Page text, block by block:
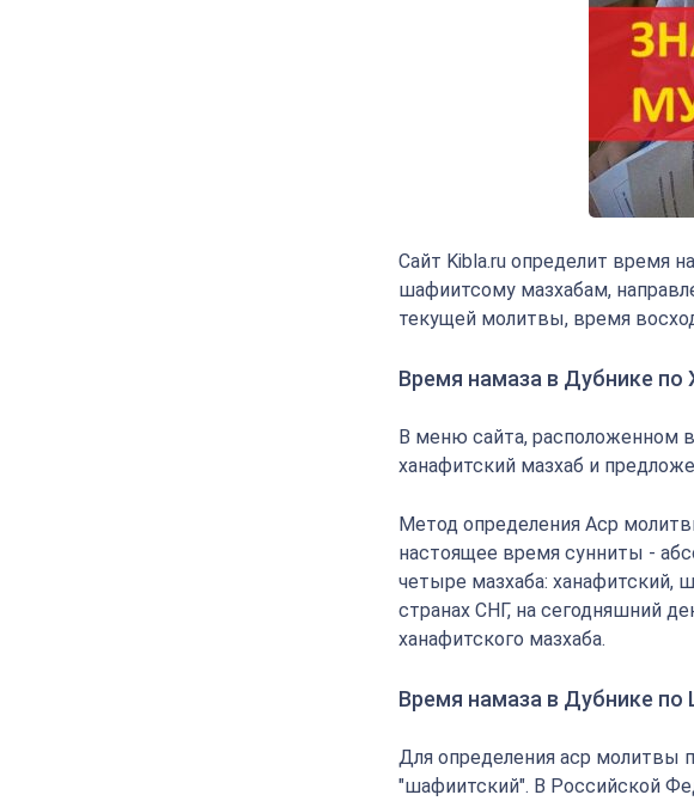
Сайт Kibla.ru определит время
шафиитсому мазхабам,
текущей молитвы, время
Время намаза в Дубнике по
В меню сайта, расположенном
ханафитский мазхаб и
Метод определения Аср
настоящее время сунниты -
четыре мазхаба: ханафитский,
странах СНГ, на сегодняшний
ханафитского мазхаба.
Время намаза в Дубнике
Для определения аср молитвы
"шафиитский". В Российской